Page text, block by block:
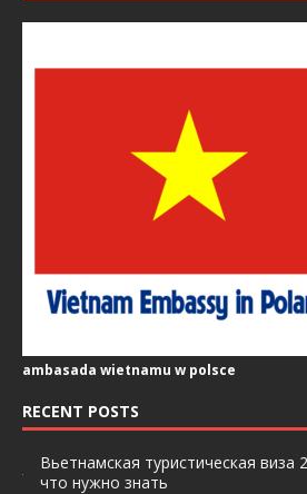
ambasada wietnamu w polsce
RECENT POSTS
Вьетнамская туристическая виза
что нужно знать